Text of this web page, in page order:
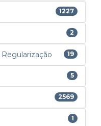
1227
2
19
5
2569
1